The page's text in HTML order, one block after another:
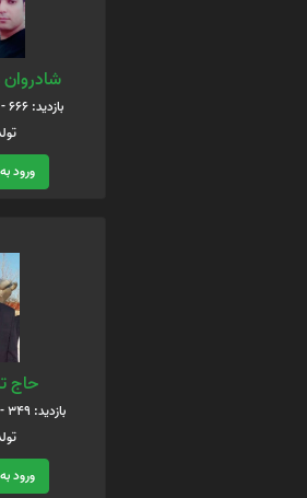
بازدید: 666 - کد متوفی: 37352
ورود
حاج
بازدید: 349 - کد متوفی: 37453
ورود